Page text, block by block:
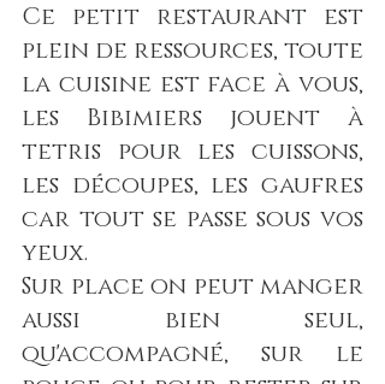
Ce petit restaurant est
plein de ressources, toute
la cuisine est face à vous,
les Bibimiers jouent à
tetris pour les cuissons,
les découpes, les gaufres
car tout se passe sous vos
yeux.
Sur place on peut manger
aussi bien seul,
qu'accompagné, sur le